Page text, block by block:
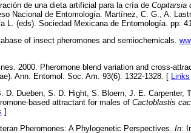
de una dieta artificial para la cría de Copitarsia
Nacional de Entomología. Martínez, C. G., A.
L. (eds). Sociedad Mexicana de Entomología. pp:
of insect pheromones and semiochemicals.
2000. Pheromone blend variation and cross-
Ann. Entomol. Soc. Am. 93(6): 1322-1328. [ Links
D. Dueben, S. D. Hight, S. Bloern, J. E. Carpenter,
based attractant for males of Cactoblastis
]
Pheromones: A Phylogenetic Perspectives. In: